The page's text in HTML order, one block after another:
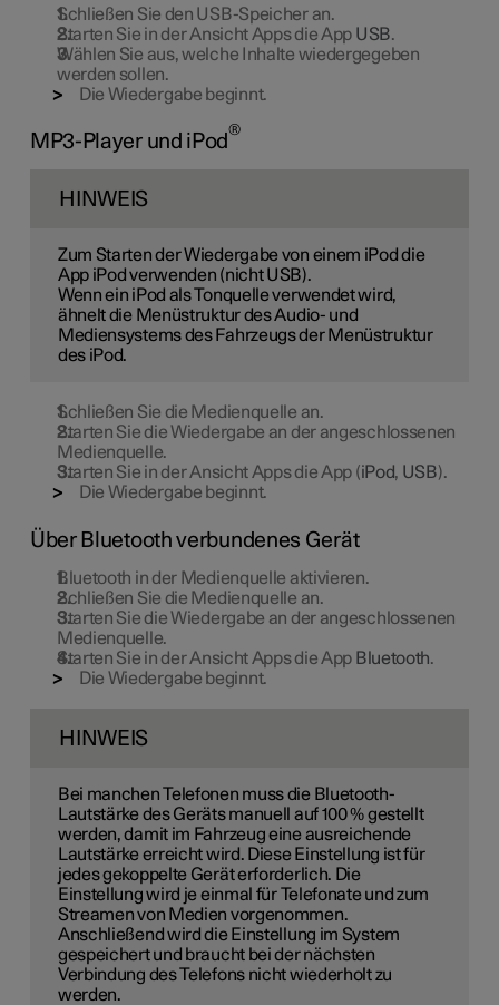
Schließen Sie den USB-Speicher an.
Starten Sie in der Ansicht Apps die App USB.
Wählen Sie aus, welche Inhalte wiedergegeben
werden sollen.
Die Wiedergabe beginnt.
MP3-Player und iPod
®
HINWEIS
Zum Starten der Wiedergabe von einem iPod die
App iPod verwenden (nicht USB).
Wenn ein iPod als Tonquelle verwendet wird,
ähnelt die Menüstruktur des Audio- und
Mediensystems des Fahrzeugs der Menüstruktur
des iPod.
Schließen Sie die Medienquelle an.
Starten Sie die Wiedergabe an der angeschlossenen
Medienquelle.
Starten Sie in der Ansicht Apps die App (iPod, USB).
Die Wiedergabe beginnt.
Über Bluetooth verbundenes Gerät
Bluetooth in der Medienquelle aktivieren.
Schließen Sie die Medienquelle an.
Starten Sie die Wiedergabe an der angeschlossenen
Medienquelle.
Starten Sie in der Ansicht Apps die App Bluetooth.
Die Wiedergabe beginnt.
HINWEIS
Bei manchen Telefonen muss die Bluetooth-
Lautstärke des Geräts manuell auf 100 % gestellt
werden, damit im Fahrzeug eine ausreichende
Lautstärke erreicht wird. Diese Einstellung ist für
jedes gekoppelte Gerät erforderlich. Die
Einstellung wird je einmal für Telefonate und zum
Streamen von Medien vorgenommen.
Anschließend wird die Einstellung im System
gespeichert und braucht bei der nächsten
Verbindung des Telefons nicht wiederholt zu
werden.